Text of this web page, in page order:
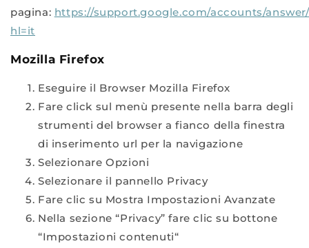
pagina: https://support.google.com/accounts/answer/
hl=it
Mozilla Firefox
Eseguire il Browser Mozilla Firefox
Fare click sul menù presente nella barra degli
strumenti del browser a fianco della finestra
di inserimento url per la navigazione
Selezionare Opzioni
Selezionare il pannello Privacy
Fare clic su Mostra Impostazioni Avanzate
Nella sezione “Privacy” fare clic su bottone
“Impostazioni contenuti“